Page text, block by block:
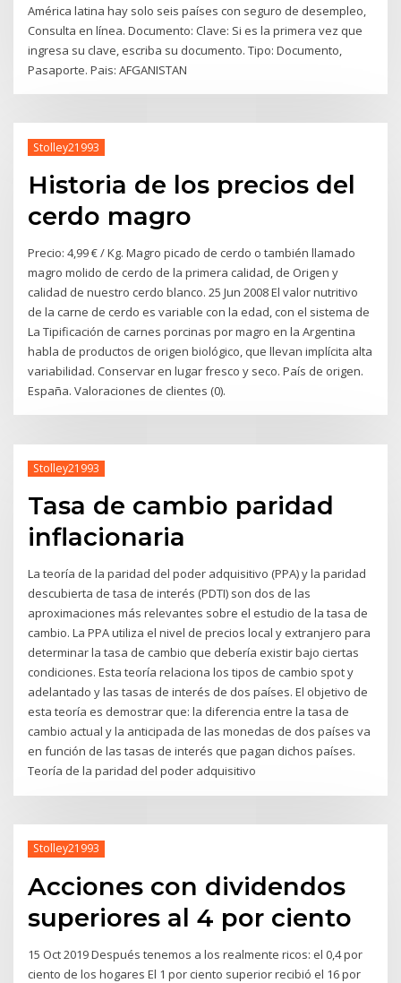
América latina hay solo seis países con seguro de desempleo,
Consulta en línea. Documento: Clave: Si es la primera vez que
ingresa su clave, escriba su documento. Tipo: Documento,
Pasaporte. Pais: AFGANISTAN
Stolley21993
Historia de los precios del
cerdo magro
Precio: 4,99 € / Kg. Magro picado de cerdo o también llamado
magro molido de cerdo de la primera calidad, de Origen y
calidad de nuestro cerdo blanco. 25 Jun 2008 El valor nutritivo
de la carne de cerdo es variable con la edad, con el sistema de
La Tipificación de carnes porcinas por magro en la Argentina
habla de productos de origen biológico, que llevan implícita alta
variabilidad. Conservar en lugar fresco y seco. País de origen.
España. Valoraciones de clientes (0).
Stolley21993
Tasa de cambio paridad
inflacionaria
La teoría de la paridad del poder adquisitivo (PPA) y la paridad
descubierta de tasa de interés (PDTI) son dos de las
aproximaciones más relevantes sobre el estudio de la tasa de
cambio. La PPA utiliza el nivel de precios local y extranjero para
determinar la tasa de cambio que debería existir bajo ciertas
condiciones. Esta teoría relaciona los tipos de cambio spot y
adelantado y las tasas de interés de dos países. El objetivo de
esta teoría es demostrar que: la diferencia entre la tasa de
cambio actual y la anticipada de las monedas de dos países va
en función de las tasas de interés que pagan dichos países.
Teoría de la paridad del poder adquisitivo
Stolley21993
Acciones con dividendos
superiores al 4 por ciento
15 Oct 2019 Después tenemos a los realmente ricos: el 0,4 por
ciento de los hogares El 1 por ciento superior recibió el 16 por